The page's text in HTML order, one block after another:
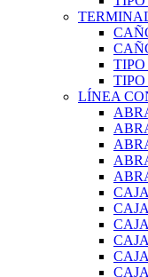
TIPO
LÍNEA